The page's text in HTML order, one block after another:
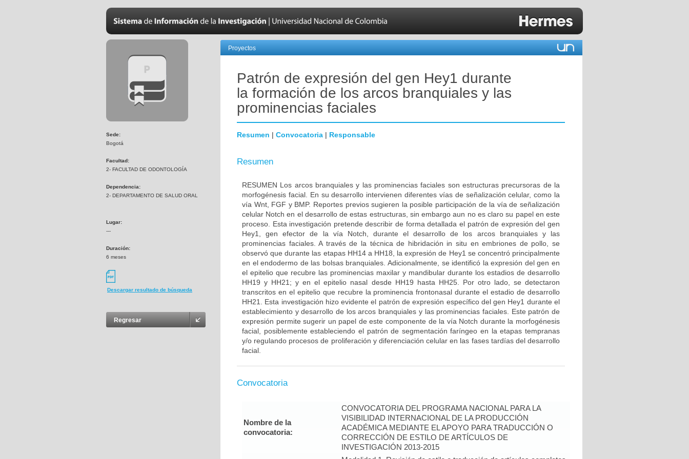
Sede:
Bogotá
Facultad:
2- FACULTAD DE ODONTOLOGÍA
Dependencia:
2- DEPARTAMENTO DE SALUD ORAL
Lugar:
---
Duración:
6 meses
Descargar resultado de búsqueda
Regresar
Proyectos
Patrón de expresión del gen Hey1 durante
la formación de los arcos branquiales y las
prominencias faciales
Resumen | Convocatoria | Responsable
Resumen
RESUMEN Los arcos branquiales y las prominencias faciales son estructuras precursoras de la
morfogénesis facial. En su desarrollo intervienen diferentes vías de señalización celular, como la
vía Wnt, FGF y BMP. Reportes previos sugieren la posible participación de la vía de señalización
celular Notch en el desarrollo de estas estructuras, sin embargo aun no es claro su papel en este
proceso. Esta investigación pretende describir de forma detallada el patrón de expresión del gen
Hey1, gen efector de la vía Notch, durante el desarrollo de los arcos branquiales y las
prominencias faciales. A través de la técnica de hibridación in situ en embriones de pollo, se
observó que durante las etapas HH14 a HH18, la expresión de Hey1 se concentró principalmente
en el endodermo de las bolsas branquiales. Adicionalmente, se identificó la expresión del gen en
el epitelio que recubre las prominencias maxilar y mandibular durante los estadios de desarrollo
HH19 y HH21; y en el epitelio nasal desde HH19 hasta HH25. Por otro lado, se detectaron
transcritos en el epitelio que recubre la prominencia frontonasal durante el estadio de desarrollo
HH21. Esta investigación hizo evidente el patrón de expresión específico del gen Hey1 durante el
establecimiento y desarrollo de los arcos branquiales y las prominencias faciales. Este patrón de
expresión permite sugerir un papel de este componente de la vía Notch durante la morfogénesis
facial, posiblemente estableciendo el patrón de segmentación faríngeo en la etapas tempranas
y/o regulando procesos de proliferación y diferenciación celular en las fases tardías del desarrollo
facial.
Convocatoria
Nombre de la
convocatoria:
CONVOCATORIA DEL PROGRAMA NACIONAL PARA LA
VISIBILIDAD INTERNACIONAL DE LA PRODUCCIÓN
ACADÉMICA MEDIANTE EL APOYO PARA TRADUCCIÓN O
CORRECCIÓN DE ESTILO DE ARTÍCULOS DE
INVESTIGACIÓN 2013-2015